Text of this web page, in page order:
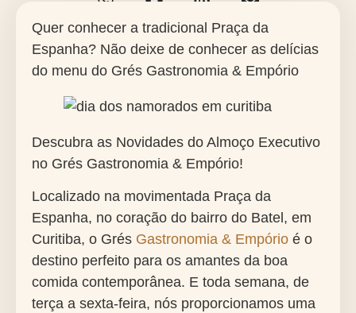
Quer conhecer a tradicional Praça da
Espanha? Não deixe de conhecer as delícias
do menu do Grés Gastronomia & Empório
Descubra as Novidades do Almoço Executivo
no Grés Gastronomia & Empório!
Localizado na movimentada Praça da
Espanha, no coração do bairro do Batel, em
Curitiba, o Grés Gastronomia & Empório é o
destino perfeito para os amantes da boa
comida contemporânea. E toda semana, de
terça a sexta-feira, nós proporcionamos uma